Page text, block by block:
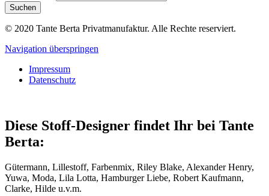
Suchen
© 2020 Tante Berta Privatmanufaktur. Alle Rechte reserviert.
Navigation überspringen
Impressum
Datenschutz
Diese Stoff-Designer findet Ihr bei Tante
Berta:
Gütermann, Lillestoff, Farbenmix, Riley Blake, Alexander Henry,
Yuwa, Moda, Lila Lotta, Hamburger Liebe, Robert Kaufmann,
Clarke, Hilde u.v.m.